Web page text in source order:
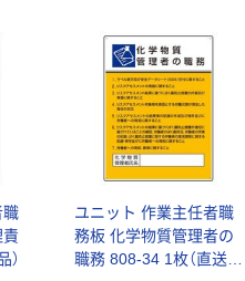
職
責
ユニット 作業主任者職
務板 化学物質管理者の
職務 808-34 1枚（直送